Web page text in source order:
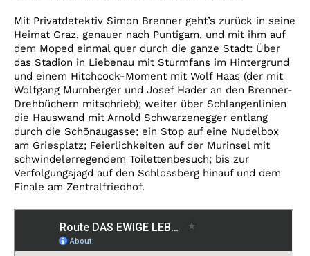
Mit Privatdetektiv Simon Brenner geht’s zurück in seine
Heimat Graz, genauer nach Puntigam, und mit ihm auf
dem Moped einmal quer durch die ganze Stadt: Über
das Stadion in Liebenau mit Sturmfans im Hintergrund
und einem Hitchcock-Moment mit Wolf Haas (der mit
Wolfgang Murnberger und Josef Hader an den Brenner-
Drehbüchern mitschrieb); weiter über Schlangenlinien
die Hauswand mit Arnold Schwarzenegger entlang
durch die Schönaugasse; ein Stop auf eine Nudelbox
am Griesplatz; Feierlichkeiten auf der Murinsel mit
schwindelerregendem Toilettenbesuch; bis zur
Verfolgungsjagd auf den Schlossberg hinauf und dem
Finale am Zentralfriedhof.